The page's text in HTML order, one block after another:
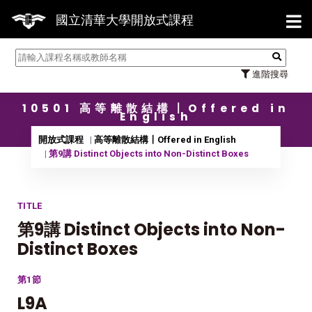
國立清華大學開放式課程
進階搜尋
【
10501 高等離散結構〡Offered in
English
開放式課程
高等離散結構〡Offered in English
第9講 Distinct Objects into Non-Distinct Boxes
TITLE
第9講 Distinct Objects into Non-
Distinct Boxes
第1節
L9A